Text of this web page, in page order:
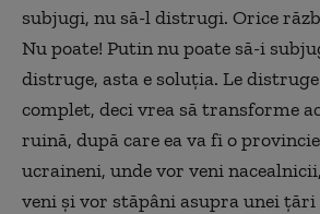
subjugi, nu să-l distrugi. Orice
Nu poate! Putin nu poate să-i
distruge, asta e soluția. Le
complet, deci vrea să transforme
ruină, după care ea va fi o
ucraineni, unde vor veni
veni și vor stăpâni asupra unei